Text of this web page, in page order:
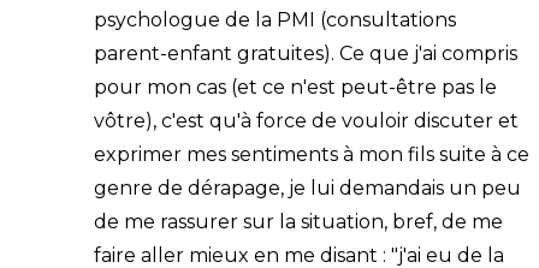
psychologue de la PMI (consultations
parent-enfant gratuites). Ce que j'ai compris
pour mon cas (et ce n'est peut-être pas le
vôtre), c'est qu'à force de vouloir discuter et
exprimer mes sentiments à mon fils suite à ce
genre de dérapage, je lui demandais un peu
de me rassurer sur la situation, bref, de me
faire aller mieux en me disant : "j'ai eu de la